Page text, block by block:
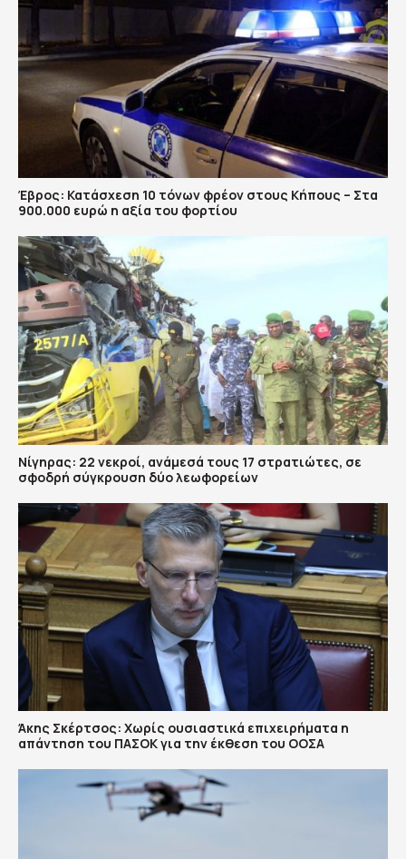
Έβρος: Κατάσχεση 10 τόνων φρέον στους Κήπους – Στα
900.000 ευρώ η αξία του φορτίου
Νίγηρας: 22 νεκροί, ανάμεσά τους 17 στρατιώτες, σε
σφοδρή σύγκρουση δύο λεωφορείων
Άκης Σκέρτσος: Χωρίς ουσιαστικά επιχειρήματα η
απάντηση του ΠΑΣΟΚ για την έκθεση του ΟΟΣΑ